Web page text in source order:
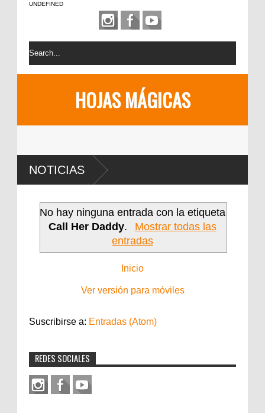
UNDEFINED
HOJAS MÁGICAS
NOTICIAS
No hay ninguna entrada con la etiqueta
Call Her Daddy.
Mostrar todas las
entradas
Inicio
Ver versión para móviles
Suscribirse a: Entradas (Atom)
REDES SOCIALES